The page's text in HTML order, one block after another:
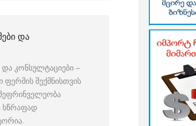
ᲓᲐ
და კონსულტაციები –
შექმნისთვის
მეფრინველეობა